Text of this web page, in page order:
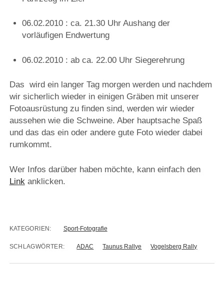
06.02.2010 : ca. 21.30 Uhr Aushang der
vorläufigen Endwertung
06.02.2010 : ab ca. 22.00 Uhr Siegerehrung
Das wird ein langer Tag morgen werden und nachdem
wir sicherlich wieder in einigen Gräben mit unserer
Fotoausrüstung zu finden sind, werden wir wieder
aussehen wie die Schweine. Aber hauptsache Spaß
und das das ein oder andere gute Foto wieder dabei
rumkommt.
Wer Infos darüber haben möchte, kann einfach den
Link anklicken.
KATEGORIEN: Sport-Fotografie
SCHLAGWÖRTER: ADAC Taunus Rallye Vogelsberg Rally